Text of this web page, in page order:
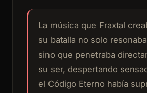
La música que Fraxtal
su batalla no solo
sino que penetraba
su ser, despertando
el Código Eterno había